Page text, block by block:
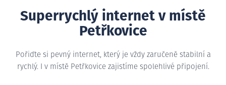
Superrychlý internet v místě
Petřkovice
Pořiďte si pevný internet, který je vždy zaručeně stabilní a
rychlý. I v místě Petřkovice zajistíme spolehlivé připojení.